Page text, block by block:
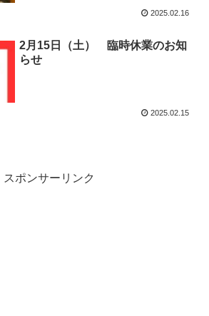
2025.02.16
2月15日（土） 臨時休業のお知
らせ
2025.02.15
スポンサーリンク